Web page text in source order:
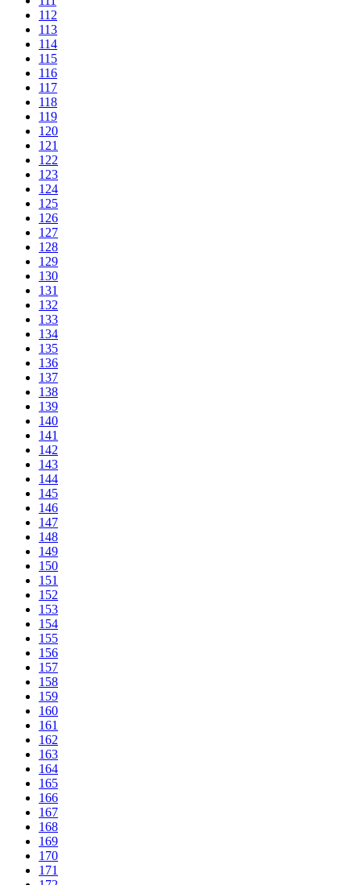
112
113
114
115
116
117
118
119
120
121
122
123
124
125
126
127
128
129
130
131
132
133
134
135
136
137
138
139
140
141
142
143
144
145
146
147
148
149
150
151
152
153
154
155
156
157
158
159
160
161
162
163
164
165
166
167
168
169
170
171